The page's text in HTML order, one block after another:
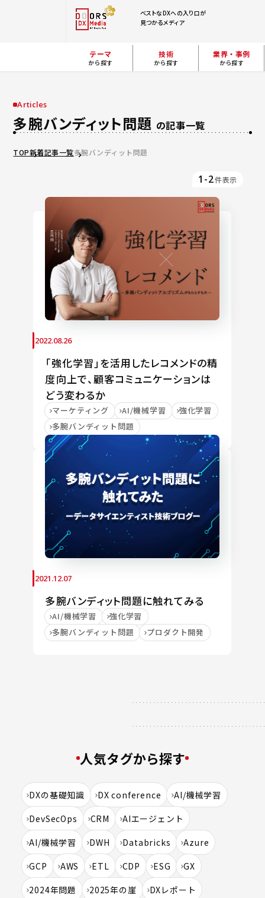
ベストなDXへの入り口が
見つかるメディア
テーマ
から探す
技術
から探す
業界・事例
から探す
Articles
多腕バンディット問題 の記事一覧
TOP新着記事一覧多腕バンディット問題
1-2件表示
2022.08.26
「強化学習」を活用したレコメンドの精
度向上で、顧客コミュニケーションは
どう変わるか
マーケティング AI/機械学習
強化学習
多腕バンディット問題
2021.12.07
多腕バンディット問題に触れてみる
AI/機械学習
強化学習
多腕バンディット問題
プロダクト開発
人気タグから探す
DXの基礎知識 DX conference
AI/機械学習
DevSecOps
CRM
AIエージェント
AI/機械学習
DWH Databricks
Azure
GCP
AWS ETL CDP ESG
GX
2024年問題
2025年の崖
DXレポート